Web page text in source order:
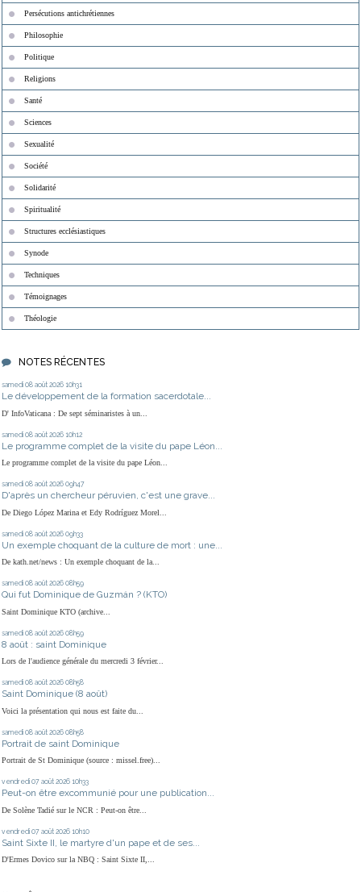
Persécutions antichrétiennes
Philosophie
Politique
Religions
Santé
Sciences
Sexualité
Société
Solidarité
Spiritualité
Structures ecclésiastiques
Synode
Techniques
Témoignages
Théologie
NOTES RÉCENTES
samedi 08 août 2026 10h31
Le développement de la formation sacerdotale...
D' InfoVaticana : De sept séminaristes à un...
samedi 08 août 2026 10h12
Le programme complet de la visite du pape Léon...
Le programme complet de la visite du pape Léon...
samedi 08 août 2026 09h47
D'après un chercheur péruvien, c'est une grave...
De Diego López Marina et Edy Rodríguez Morel...
samedi 08 août 2026 09h33
Un exemple choquant de la culture de mort : une...
De kath.net/news : Un exemple choquant de la...
samedi 08 août 2026 08h59
Qui fut Dominique de Guzmán ? (KTO)
Saint Dominique KTO (archive...
samedi 08 août 2026 08h59
8 août : saint Dominique
Lors de l'audience générale du mercredi 3 février...
samedi 08 août 2026 08h58
Saint Dominique (8 août)
Voici la présentation qui nous est faite du...
samedi 08 août 2026 08h58
Portrait de saint Dominique
Portrait de St Dominique (source : missel.free)...
vendredi 07 août 2026 10h33
Peut-on être excommunié pour une publication...
De Solène Tadié sur le NCR : Peut-on être...
vendredi 07 août 2026 10h10
Saint Sixte II, le martyre d'un pape et de ses...
D'Ermes Dovico sur la NBQ : Saint Sixte II,...